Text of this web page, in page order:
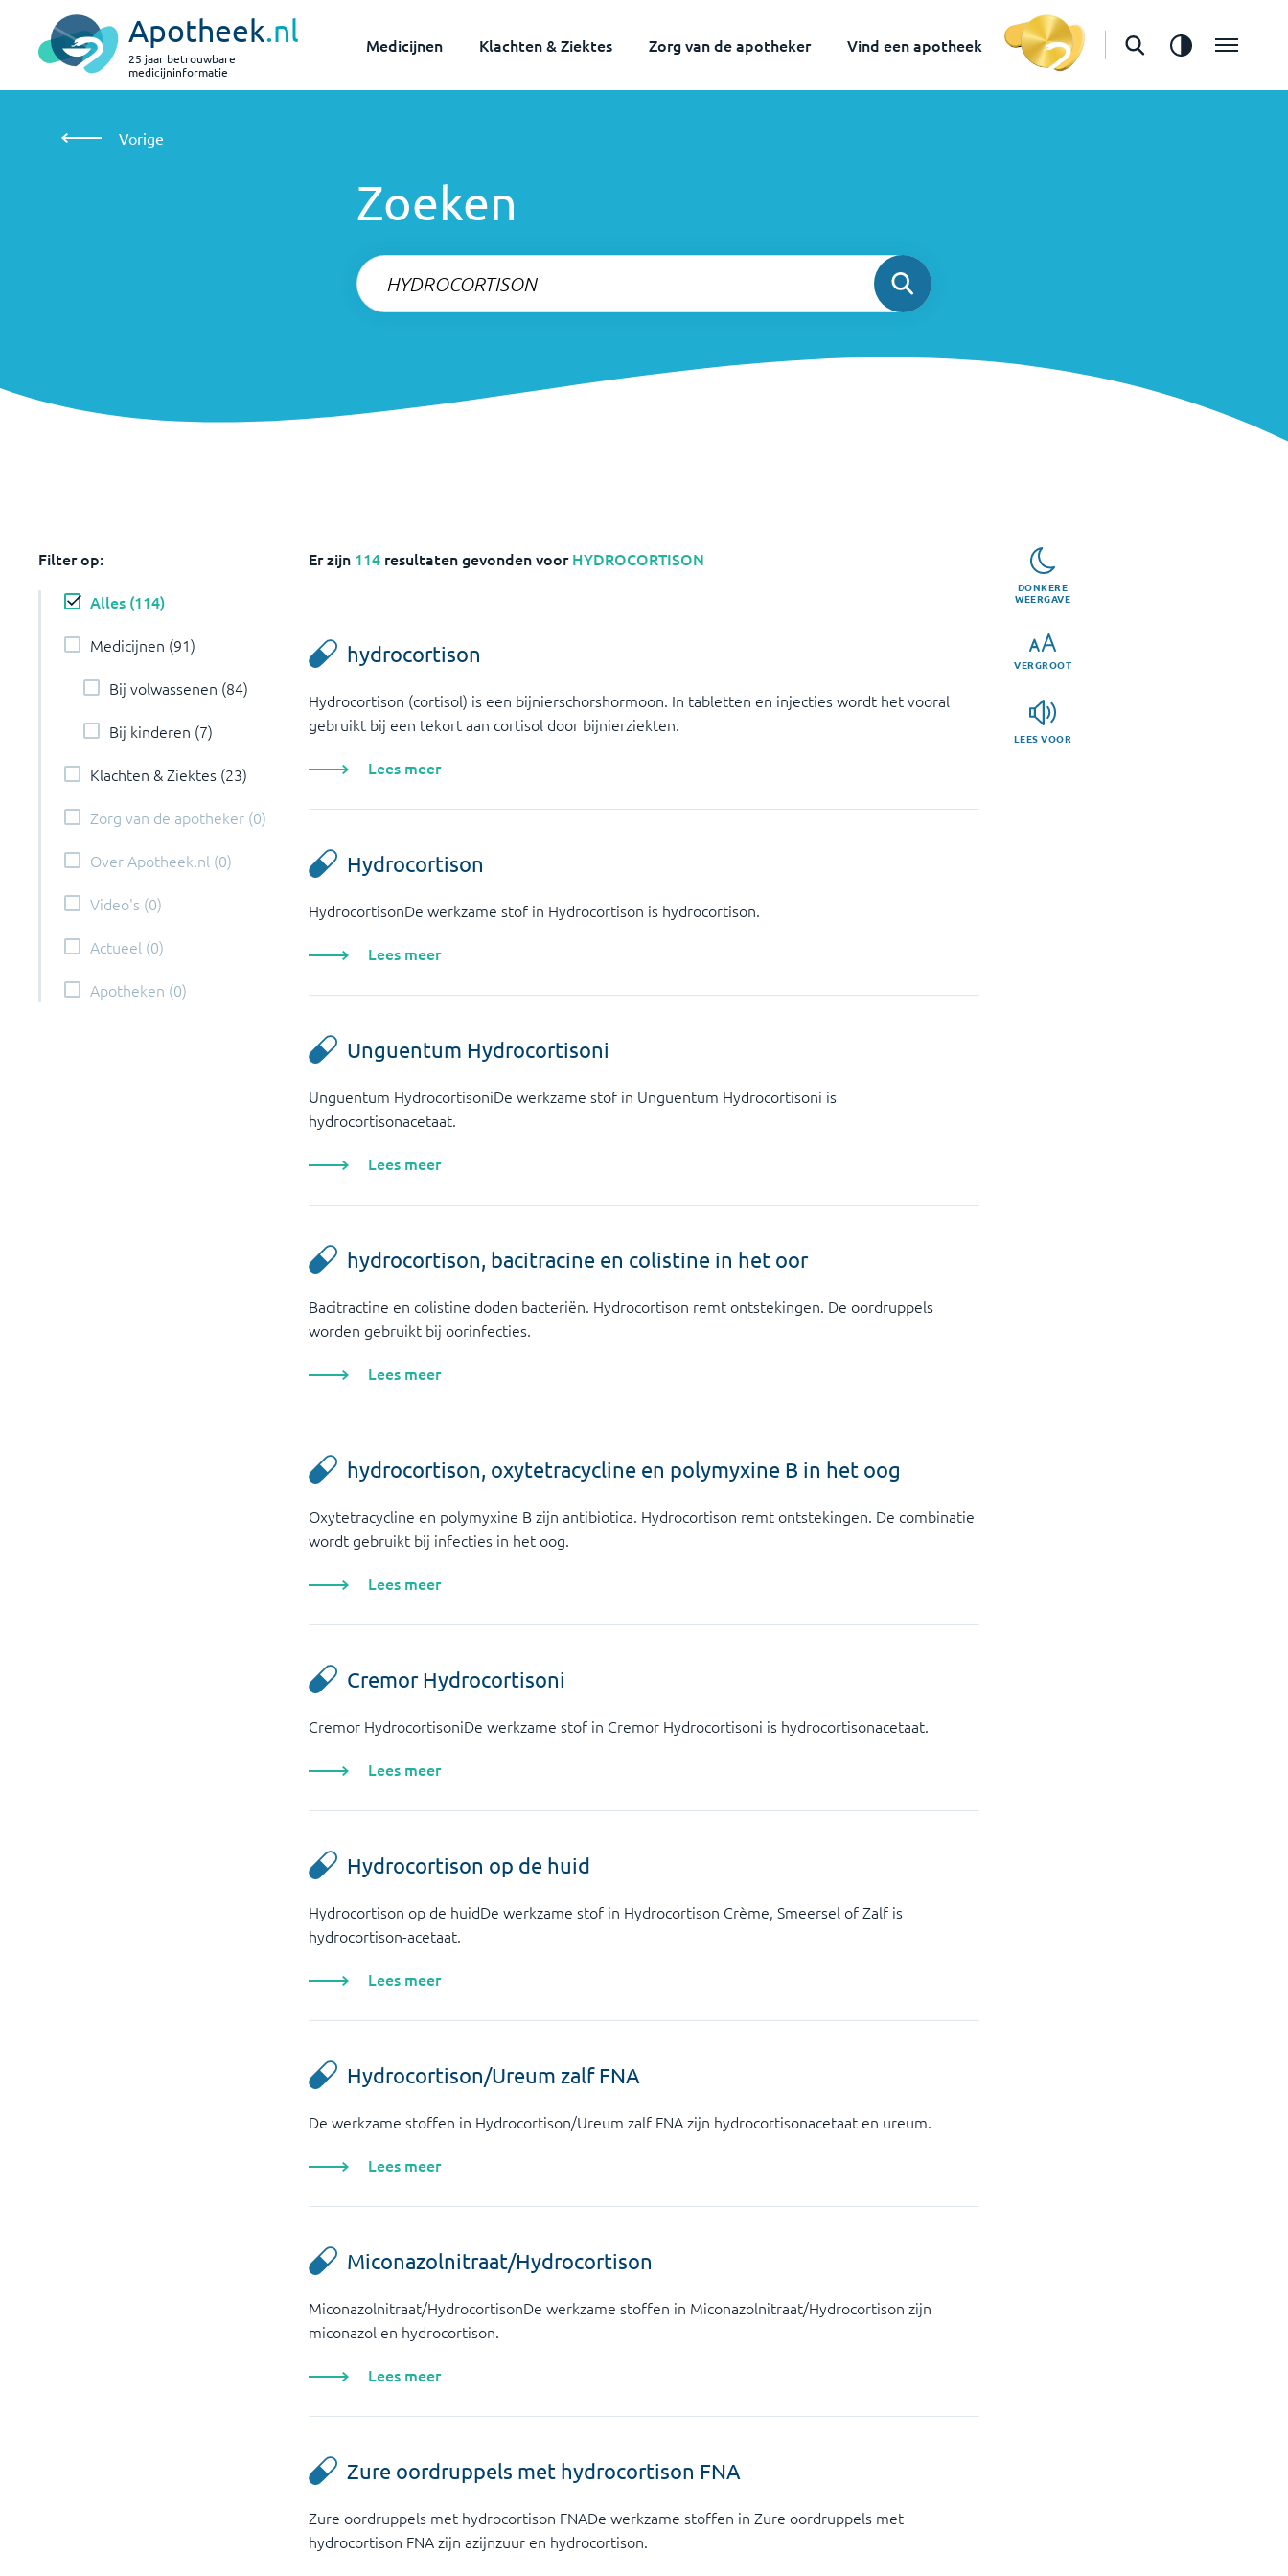
Apotheek.nl
25 jaar betrouwbare
medicijninformatie
Medicijnen Klachten & Ziektes Zorg van de apotheker Vind een apotheek
Vorige
Zoeken Vorige
Zoeken
Filter op:
Alles (114)
Medicijnen (91)
Bij volwassenen (84)
Bij kinderen (7)
Klachten & Ziektes (23)
Zorg van de apotheker (0)
Over Apotheek.nl (0)
Video's (0)
Actueel (0)
Apotheken (0)
DONKERE
WEERGAVE
VERGROOT
LEES VOOR
Er zijn 114 resultaten gevonden voor HYDROCORTISON
hydrocortison
Hydrocortison (cortisol) is een bijnierschorshormoon. In tabletten en injecties wordt het vooral
gebruikt bij een tekort aan cortisol door bijnierziekten.
Lees meer
Hydrocortison
HydrocortisonDe werkzame stof in Hydrocortison is hydrocortison.
Lees meer
Unguentum Hydrocortisoni
Unguentum HydrocortisoniDe werkzame stof in Unguentum Hydrocortisoni is
hydrocortisonacetaat.
Lees meer
hydrocortison, bacitracine en colistine in het oor
Bacitractine en colistine doden bacteriën. Hydrocortison remt ontstekingen. De oordruppels
worden gebruikt bij oorinfecties.
Lees meer
hydrocortison, oxytetracycline en polymyxine B in het oog
Oxytetracycline en polymyxine B zijn antibiotica. Hydrocortison remt ontstekingen. De combinatie
wordt gebruikt bij infecties in het oog.
Lees meer
Cremor Hydrocortisoni
Cremor HydrocortisoniDe werkzame stof in Cremor Hydrocortisoni is hydrocortisonacetaat.
Lees meer
Hydrocortison op de huid
Hydrocortison op de huidDe werkzame stof in Hydrocortison Crème, Smeersel of Zalf is
hydrocortison-acetaat.
Lees meer
Hydrocortison/Ureum zalf FNA
De werkzame stoffen in Hydrocortison/Ureum zalf FNA zijn hydrocortisonacetaat en ureum.
Lees meer
Miconazolnitraat/Hydrocortison
Miconazolnitraat/HydrocortisonDe werkzame stoffen in Miconazolnitraat/Hydrocortison zijn
miconazol en hydrocortison.
Lees meer
Zure oordruppels met hydrocortison FNA
Zure oordruppels met hydrocortison FNADe werkzame stoffen in Zure oordruppels met
hydrocortison FNA zijn azijnzuur en hydrocortison.